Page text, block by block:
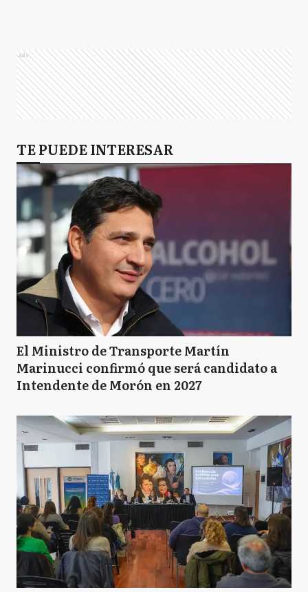
Ads
TE PUEDE INTERESAR
El Ministro de Transporte Martín
Marinucci confirmó que será candidato a
Intendente de Morón en 2027